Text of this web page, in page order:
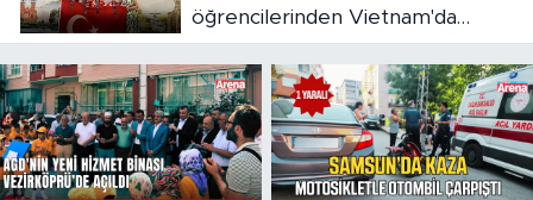
öğrencilerinden Vietnam'da
madalya başarısı